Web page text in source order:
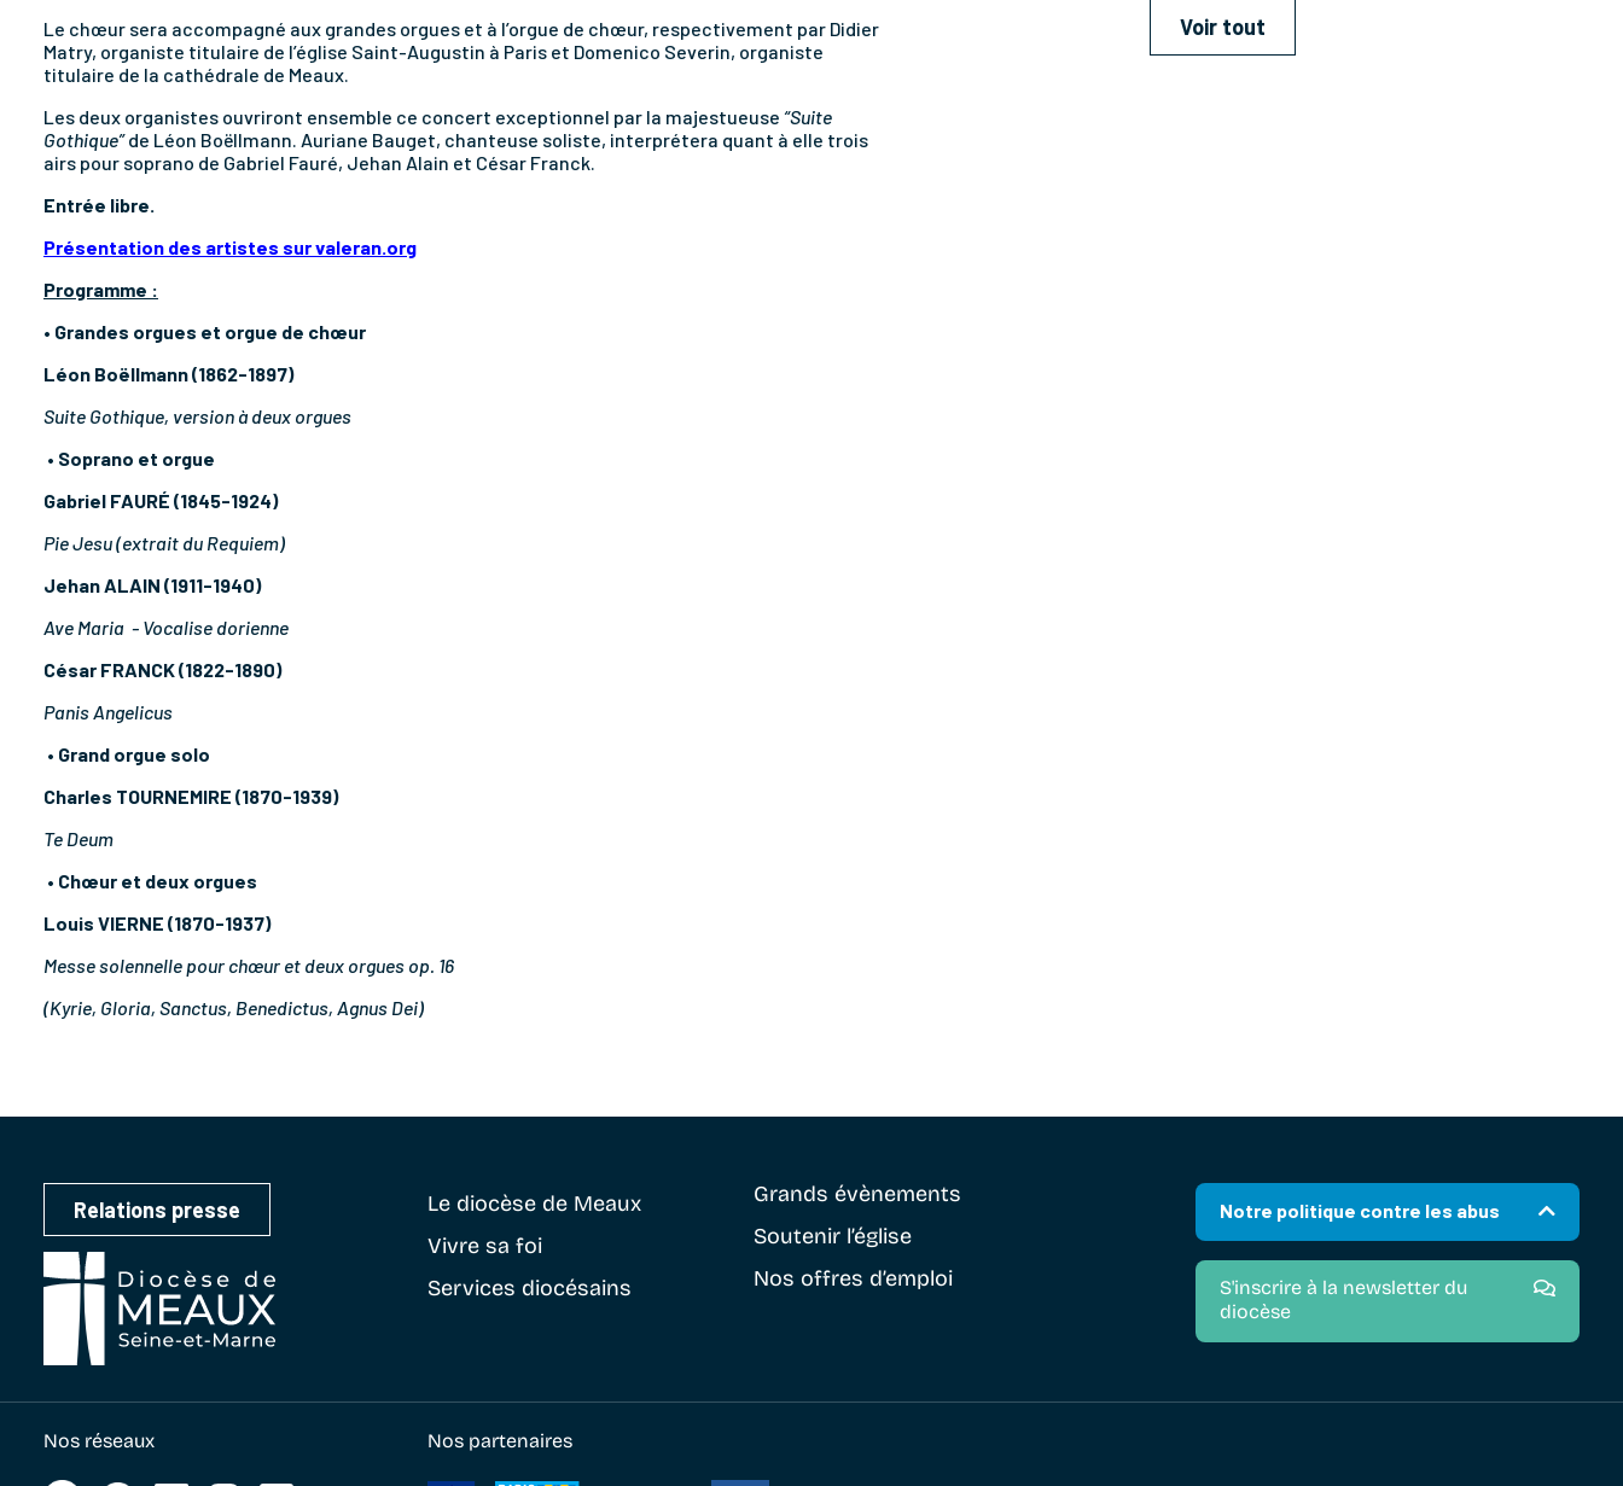
Le chœur sera accompagné aux grandes orgues et à l’orgue de chœur, respectivement par Didier
Matry, organiste titulaire de l’église Saint-Augustin à Paris et Domenico Severin, organiste
titulaire de la cathédrale de Meaux.
Les deux organistes ouvriront ensemble ce concert exceptionnel par la majestueuse “Suite
Gothique”de Léon Boëllmann. Auriane Bauget, chanteuse soliste, interprétera quant à elle trois
airs pour soprano de Gabriel Fauré, Jehan Alain et César Franck.
Entrée libre.
Présentation des artistes sur valeran.org
Programme :
• Grandes orgues et orgue de chœur
Léon Boëllmann(1862-1897)
Suite Gothique, version à deux orgues
• Soprano et orgue
Gabriel FAURÉ (1845-1924)
Pie Jesu (extrait du Requiem)
Jehan ALAIN (1911-1940)
Ave Maria - Vocalise dorienne
César FRANCK (1822-1890)
Panis Angelicus
• Grand orgue solo
Charles TOURNEMIRE (1870-1939)
Te Deum
• Chœur et deux orgues
Louis VIERNE (1870-1937)
Messe solennelle pour chœur et deux orgues op. 16
(Kyrie, Gloria, Sanctus, Benedictus, Agnus Dei)
Voir tout
Relations presse Le diocèse de Meaux
Vivre sa foi
Services diocésains
Grands évènements
Soutenir l’église
Nos offres d’emploi
Notre politique contre les abus
S'inscrire à la newsletter du
diocèse
Nos réseaux Nos partenaires